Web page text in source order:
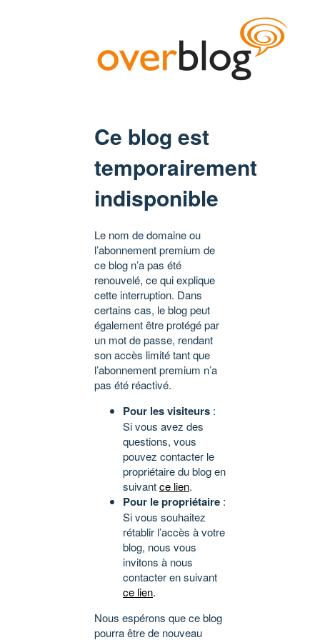
Ce blog est
temporairement
indisponible
Le nom de domaine ou
l’abonnement premium de
ce blog n’a pas été
renouvelé, ce qui explique
cette interruption. Dans
certains cas, le blog peut
également être protégé par
un mot de passe, rendant
son accès limité tant que
l’abonnement premium n’a
pas été réactivé.
Pour les visiteurs :
Si vous avez des
questions, vous
pouvez contacter le
propriétaire du blog en
suivantce lien.
Pour le propriétaire :
Si vous souhaitez
rétablir l’accès à votre
blog, nous vous
invitons à nous
contacter en suivant
ce lien.
Nous espérons que ce blog
pourra être de nouveau